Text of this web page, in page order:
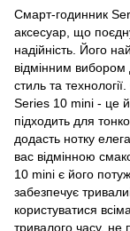
Смарт-годинник
аксесуар, що
надійність. Його
відмінним вибором
стиль та
Series 10 mini - це
підходить для
додасть нотку
вас відмінною
10 mini є його
забезпечує
користуватися
тривалого часу, не